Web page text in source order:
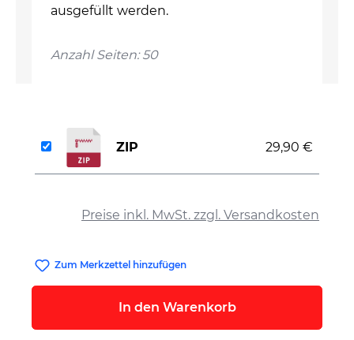
ausgefüllt werden.
Anzahl Seiten: 50
Preise inkl. MwSt. zzgl. Versandkosten
ZIP 29,90 €
Zum Merkzettel hinzufügen
In den Warenkorb